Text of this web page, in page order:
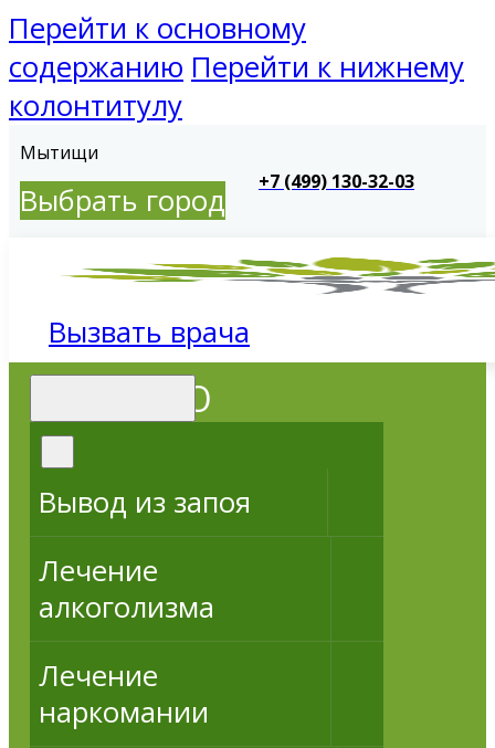
Перейти к основному
содержанию Перейти к нижнему
колонтитулу
Мытищи
Выбрать город
+7 (499) 130-32-03
Вызвать врача
МЕНЮ
Вывод из запоя
Лечение
алкоголизма
Лечение
наркомании